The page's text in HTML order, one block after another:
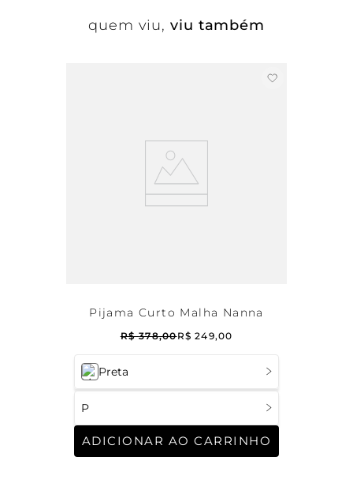
quem viu, viu também
Preta
P
ADICIONAR AO CARRINHO
Pijama Curto Malha Nanna
R$ 378,00R$ 249,00